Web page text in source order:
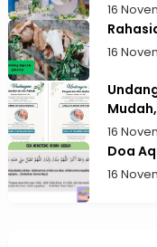
16
16
16
Doa
16